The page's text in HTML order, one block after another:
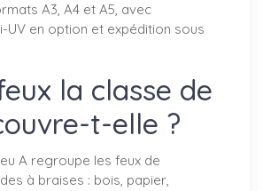
A3, A4 et A5, avec
UV en option et expédition sous
la classe de
t-elle ?
A regroupe les feux de
à braises : bois, papier,